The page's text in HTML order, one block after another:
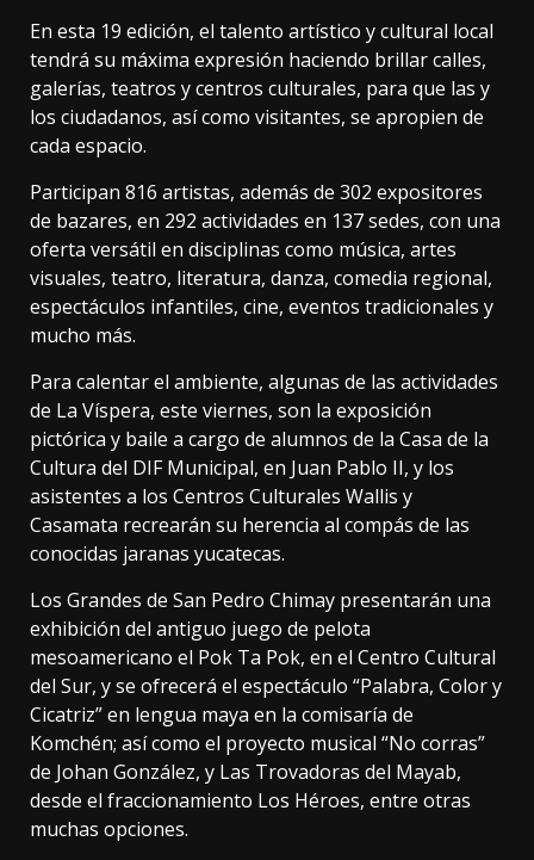
En esta 19 edición, el talento artístico y cultural local
tendrá su máxima expresión haciendo brillar calles,
galerías, teatros y centros culturales, para que las y
los ciudadanos, así como visitantes, se apropien de
cada espacio.
Participan 816 artistas, además de 302 expositores
de bazares, en 292 actividades en 137 sedes, con una
oferta versátil en disciplinas como música, artes
visuales, teatro, literatura, danza, comedia regional,
espectáculos infantiles, cine, eventos tradicionales y
mucho más.
Para calentar el ambiente, algunas de las actividades
de La Víspera, este viernes, son la exposición
pictórica y baile a cargo de alumnos de la Casa de la
Cultura del DIF Municipal, en Juan Pablo II, y los
asistentes a los Centros Culturales Wallis y
Casamata recrearán su herencia al compás de las
conocidas jaranas yucatecas.
Los Grandes de San Pedro Chimay presentarán una
exhibición del antiguo juego de pelota
mesoamericano el Pok Ta Pok, en el Centro Cultural
del Sur, y se ofrecerá el espectáculo “Palabra, Color y
Cicatriz” en lengua maya en la comisaría de
Komchén; así como el proyecto musical “No corras”
de Johan González, y Las Trovadoras del Mayab,
desde el fraccionamiento Los Héroes, entre otras
muchas opciones.